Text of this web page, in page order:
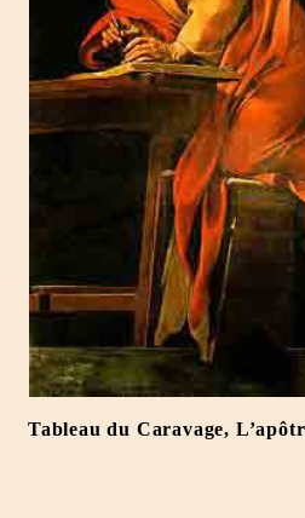
Tableau du Caravage,